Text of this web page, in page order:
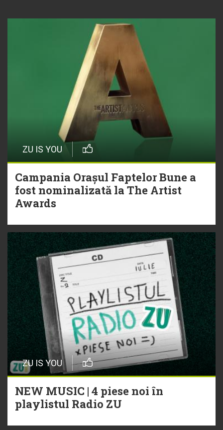
ZU IS YOU
Campania Orașul Faptelor Bune a
fost nominalizată la The Artist
Awards
ZU IS YOU
NEW MUSIC | 4 piese noi în
playlistul Radio ZU